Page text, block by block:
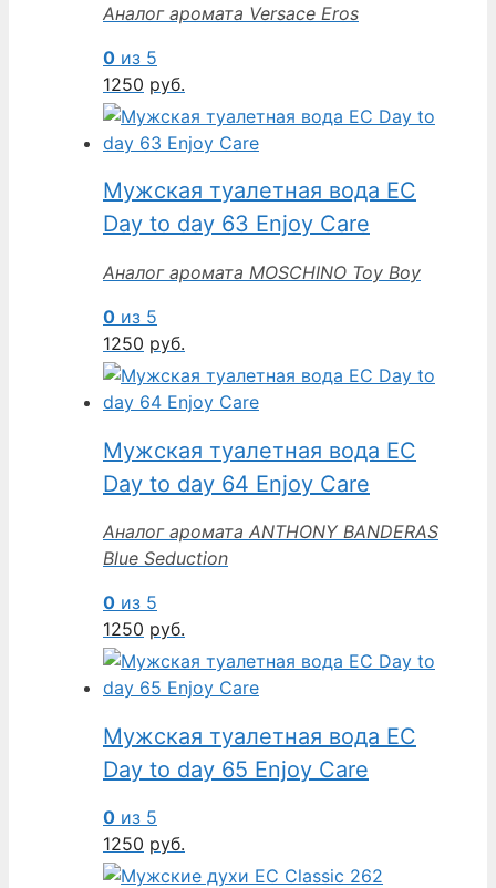
Аналог аромата Versace Eros
0 из 5
1250 руб.
Мужская туалетная вода EC
Day to day 63 Enjoy Care
Аналог аромата MOSCHINO Toy Boy
0 из 5
1250 руб.
Мужская туалетная вода EC
Day to day 64 Enjoy Care
Аналог аромата ANTHONY BANDERAS
Blue Seduction
0 из 5
1250 руб.
Мужская туалетная вода EC
Day to day 65 Enjoy Care
0 из 5
1250 руб.